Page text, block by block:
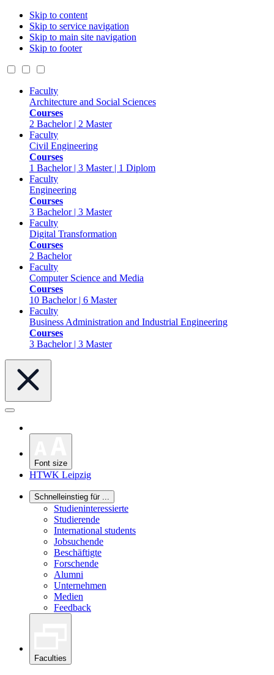
Skip to content
Skip to service navigation
Skip to main site navigation
Skip to footer
Faculty
Architecture and Social Sciences
Courses
2 Bachelor | 2 Master
Faculty
Civil Engineering
Courses
1 Bachelor | 3 Master | 1 Diplom
Faculty
Engineering
Courses
3 Bachelor | 3 Master
Faculty
Digital Transformation
Courses
2 Bachelor
Faculty
Computer Science and Media
Courses
10 Bachelor | 6 Master
Faculty
Business Administration and Industrial Engineering
Courses
3 Bachelor | 3 Master
Font size
HTWK Leipzig
Schnelleinstieg für ...
Studieninteressierte
Studierende
International students
Jobsuchende
Beschäftigte
Forschende
Alumni
Unternehmen
Medien
Feedback
Faculties